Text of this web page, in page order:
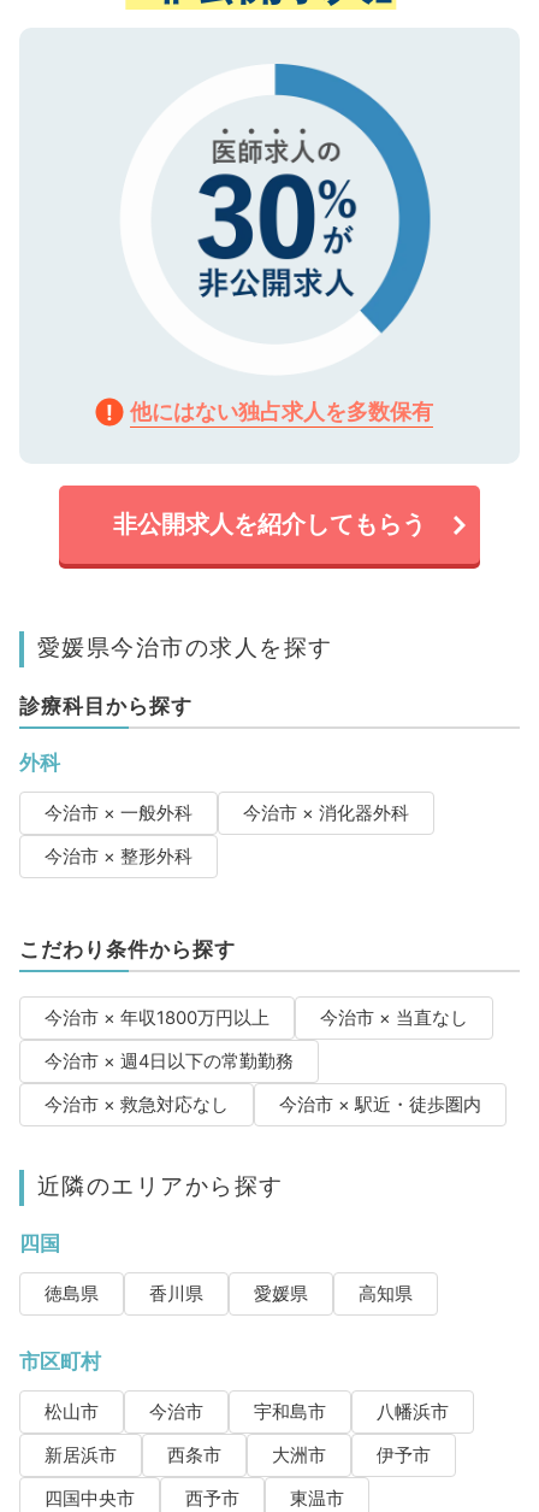
で、機密保持に関してもご安心ください。
ない方には、長期的なサポートが可能です
ので、まずはご登録ください。
他にはない独占求人を多数保有
非公開求人を紹介してもらう
愛媛県今治市の求人を探す
診療科目から探す
外科
今治市 × 一般外科
今治市 × 消化器外科
今治市 × 整形外科
こだわり条件から探す
今治市 × 年収1800万円以上
今治市 × 当直なし
今治市 × 週4日以下の常勤勤務
今治市 × 救急対応なし
今治市 × 駅近・徒歩圏内
近隣のエリアから探す
四国
徳島県 香川県 愛媛県 高知県
市区町村
松山市 今治市 宇和島市
八幡浜市
新居浜市
西条市 大洲市
伊予市
四国中央市
西予市
東温市